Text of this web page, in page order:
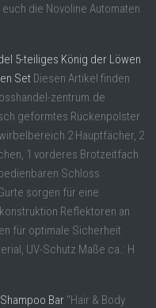
die Novoline Automaten
5-teiliges König der Löwen
Set Diesen Artikel finden
zentrum.de
geformtes Rückenpolster
2 Hauptfächer, 2
1 vorderes Brotzeitfach
Schloss
sorgen für eine
Reflektoren an
für optimale Sicherheit
UV-Schutz Maße ca.: H
Bar "Hair & Body